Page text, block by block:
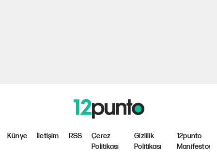
Künye İletişim RSS
Çerez
Politikası
Gizlilik
Politikası
12punto
Manifestosu